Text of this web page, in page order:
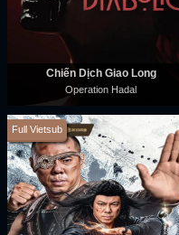
Chiến Dịch Giao Long
Operation Hadal
Full Vietsub